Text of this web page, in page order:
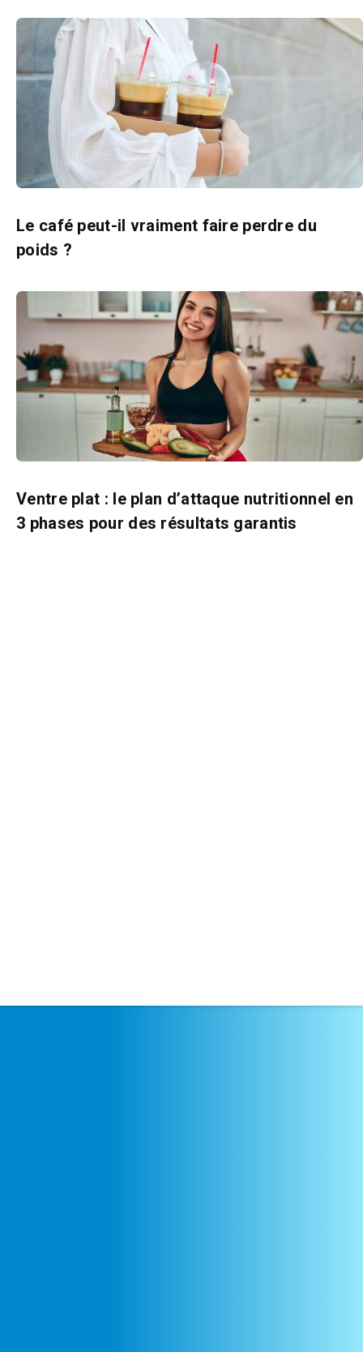
Le café peut-il vraiment faire perdre du
poids ?
Ventre plat : le plan d’attaque nutritionnel en
3 phases pour des résultats garantis